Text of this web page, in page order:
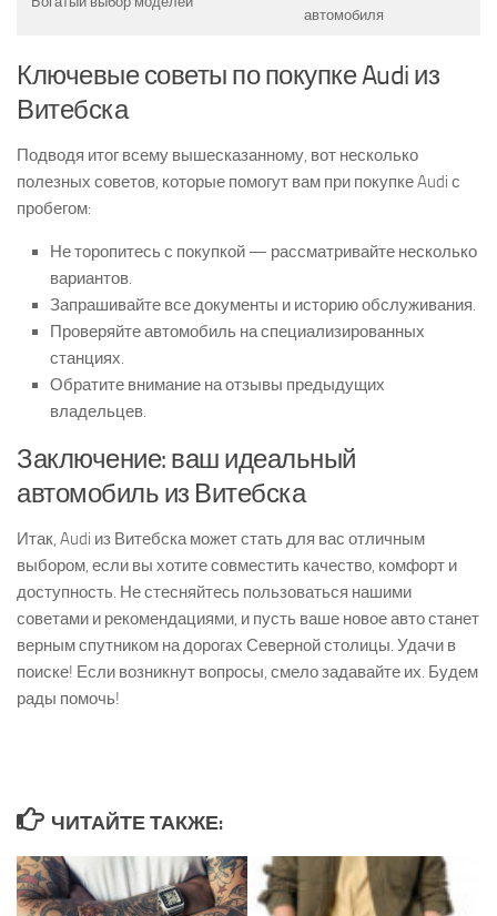
автомобиля
Ключевые советы по покупке Audi из
Витебска
Подводя итог всему вышесказанному, вот несколько
полезных советов, которые помогут вам при покупке Audi с
пробегом:
Не торопитесь с покупкой — рассматривайте несколько
вариантов.
Запрашивайте все документы и историю обслуживания.
Проверяйте автомобиль на специализированных
станциях.
Обратите внимание на отзывы предыдущих
владельцев.
Заключение: ваш идеальный
автомобиль из Витебска
Итак, Audi из Витебска может стать для вас отличным
выбором, если вы хотите совместить качество, комфорт и
доступность. Не стесняйтесь пользоваться нашими
советами и рекомендациями, и пусть ваше новое авто станет
верным спутником на дорогах Северной столицы. Удачи в
поиске! Если возникнут вопросы, смело задавайте их. Будем
рады помочь!
ЧИТАЙТЕ ТАКЖЕ: